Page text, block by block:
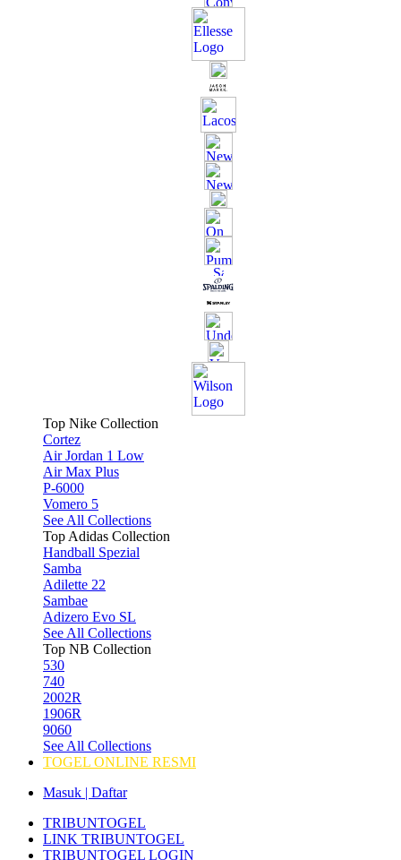
Top Nike Collection
Cortez
Air Jordan 1 Low
Air Max Plus
P-6000
Vomero 5
See All Collections
Top Adidas Collection
Handball Spezial
Samba
Adilette 22
Sambae
Adizero Evo SL
See All Collections
Top NB Collection
530
740
2002R
1906R
9060
See All Collections
TOGEL ONLINE RESMI
Masuk | Daftar
TRIBUNTOGEL
LINK TRIBUNTOGEL
TRIBUNTOGEL LOGIN